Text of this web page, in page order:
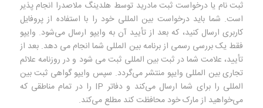
ثبت نام یا درخواست ثبت مادرید توسط هلدینگ ملاصدرا انجام پذیر
است. شما باید درخواست بین المللی خود را با استفاده از پروفایل
کاربری ارسال کنید، که بعد از تأیید آن به وایپو ارسال می‌شود. وایپو
فقط یک بررسی رسمی از برنامه بین المللی شما انجام می دهد. بعد از
تأیید، علامت شما در ثبت بین المللی ثبت می شود و در روزنامه علائم
تجاری بین المللی وایپو منتشر می‌گردد. سپس وایپو گواهی ثبت بین
المللی را برای شما ارسال می‌کند و دفاتر IP را در تمام مناطقی که
می‌خواهید از مارک خود محافظت کند مطلع می‌کند.